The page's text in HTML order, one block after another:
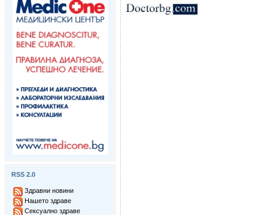
RSS 2.0
Здравни новини
Нашето здраве
Сексуално здраве